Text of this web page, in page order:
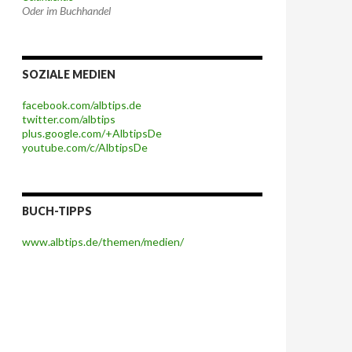
Oder im Buchhandel
SOZIALE MEDIEN
facebook.com/albtips.de
twitter.com/albtips
plus.google.com/+AlbtipsDe
youtube.com/c/AlbtipsDe
BUCH-TIPPS
www.albtips.de/themen/medien/